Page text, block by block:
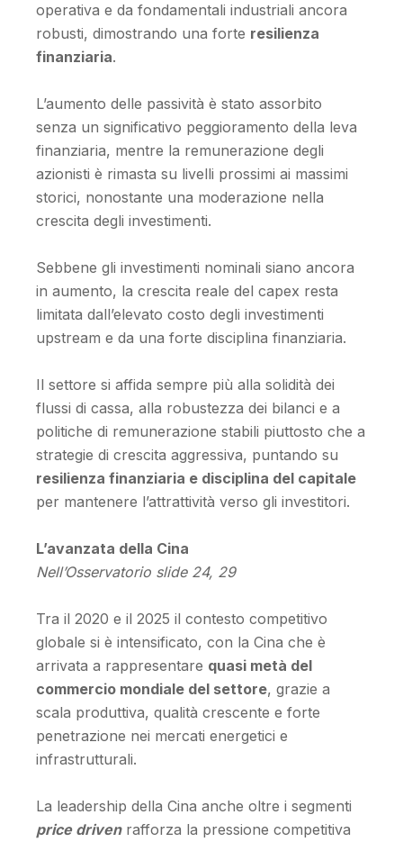
operativa e da fondamentali industriali ancora
robusti, dimostrando una forte resilienza
finanziaria.
L’aumento delle passività è stato assorbito
senza un significativo peggioramento della leva
finanziaria, mentre la remunerazione degli
azionisti è rimasta su livelli prossimi ai massimi
storici, nonostante una moderazione nella
crescita degli investimenti.
Sebbene gli investimenti nominali siano ancora
in aumento, la crescita reale del capex resta
limitata dall’elevato costo degli investimenti
upstream e da una forte disciplina finanziaria.
Il settore si affida sempre più alla solidità dei
flussi di cassa, alla robustezza dei bilanci e a
politiche di remunerazione stabili piuttosto che a
strategie di crescita aggressiva, puntando su
resilienza finanziaria e disciplina del capitale
per mantenere l’attrattività verso gli investitori.
L’avanzata della Cina
Nell’Osservatorio slide 24, 29
Tra il 2020 e il 2025 il contesto competitivo
globale si è intensificato, con la Cina che è
arrivata a rappresentare quasi metà del
commercio mondiale del settore, grazie a
scala produttiva, qualità crescente e forte
penetrazione nei mercati energetici e
infrastrutturali.
La leadership della Cina anche oltre i segmenti
price drivenrafforza la pressione competitiva